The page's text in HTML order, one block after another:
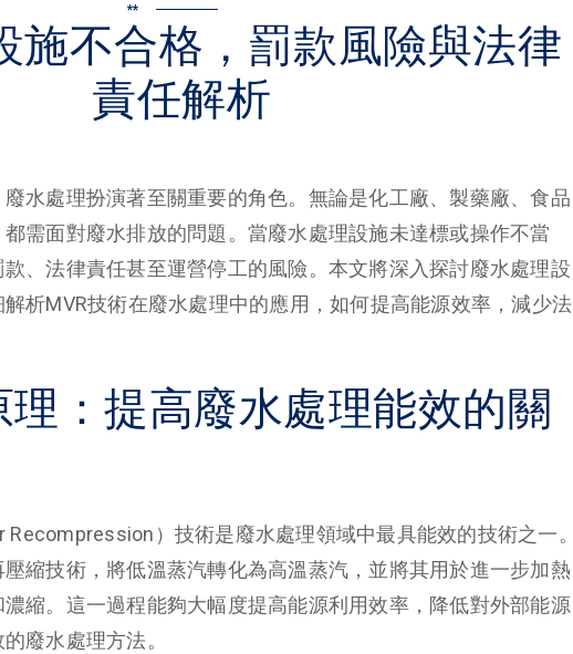
**
施不合格，罰款風險與法律
責任解析
水處理扮演著至關重要的角色。無論是化工廠、製藥廠、食品
需面對廢水排放的問題。當廢水處理設施未達標或操作不當
、法律責任甚至運營停工的風險。本文將深入探討廢水處理設
析MVR技術在廢水處理中的應用，如何提高能源效率，減少法
理：提高廢水處理能效的關
Recompression）技術是廢水處理領域中最具能效的技術之一。
縮技術，將低溫蒸汽轉化為高溫蒸汽，並將其用於進一步加熱
縮。這一過程能夠大幅度提高能源利用效率，降低對外部能源
廢水處理方法。